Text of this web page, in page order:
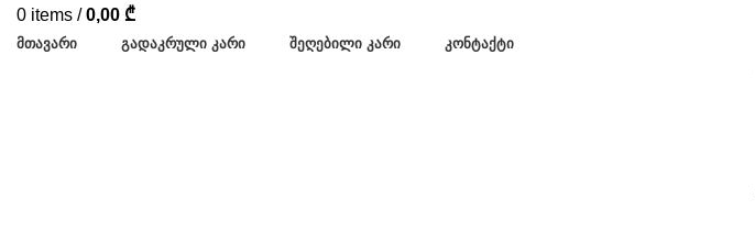
0 items / 0,00 ₾
ᲛᲗᲐᲕᲐᲠᲘ ᲒᲐᲓᲐᲙᲠᲣᲚᲘ ᲙᲐᲠᲘ ᲨᲔᲦᲔᲑᲘᲚᲘ ᲙᲐᲠᲘ ᲙᲝᲜᲢᲐᲥᲢᲘ